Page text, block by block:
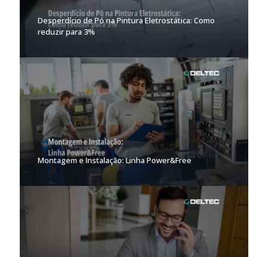
Desperdício de Pó na Pintura Eletrostática: Como
reduzir para 3%
Montagem e Instalação: Linha Power&Free